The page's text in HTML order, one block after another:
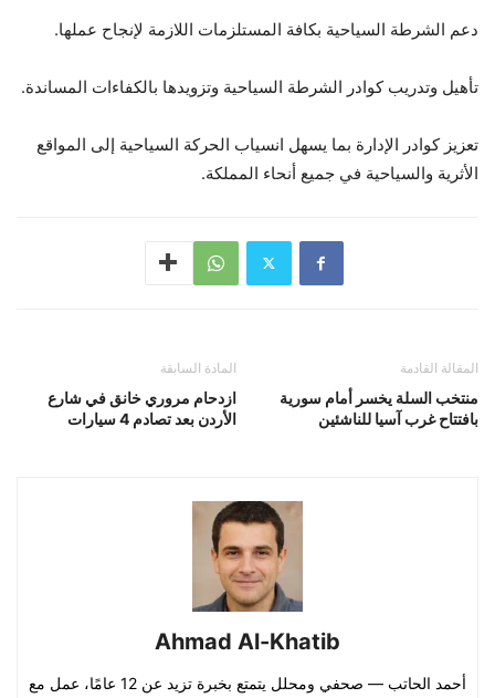
دعم الشرطة السياحية بكافة المستلزمات اللازمة لإنجاح عملها.
تأهيل وتدريب كوادر الشرطة السياحية وتزويدها بالكفاءات المساندة.
تعزيز كوادر الإدارة بما يسهل انسياب الحركة السياحية إلى المواقع
الأثرية والسياحية في جميع أنحاء المملكة.
المادة السابقة
ازدحام مروري خانق في شارع
الأردن بعد تصادم 4 سيارات
المقالة القادمة
منتخب السلة يخسر أمام سورية
بافتتاح غرب آسيا للناشئين
Ahmad Al-Khatib
أحمد الحاتب — صحفي ومحلل يتمتع بخبرة تزيد عن 12 عامًا، عمل مع